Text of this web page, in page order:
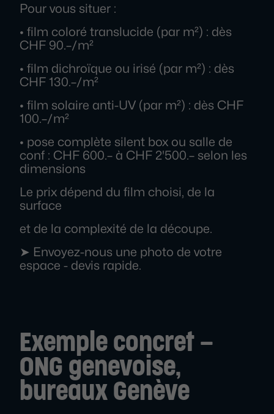
Pour vous situer :
• film coloré translucide (par m²) : dès
CHF 90.–/m²
• film dichroïque ou irisé (par m²) : dès
CHF 130.–/m²
• film solaire anti-UV (par m²) : dès CHF
100.–/m²
• pose complète silent box ou salle de
conf : CHF 600.– à CHF 2'500.– selon les
dimensions
Le prix dépend du film choisi, de la
surface
et de la complexité de la découpe.
➤ Envoyez-nous une photo de votre
espace - devis rapide.
Exemple concret –
ONG genevoise,
bureaux Genève